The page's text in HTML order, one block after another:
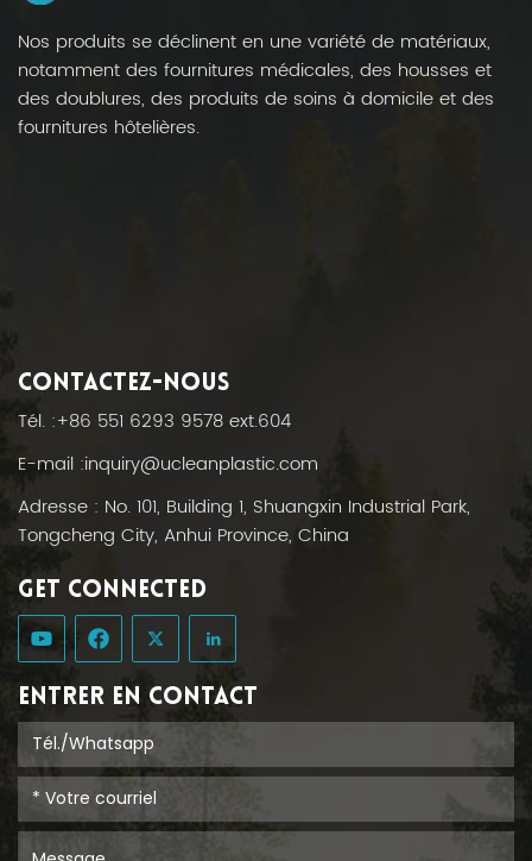
professionnelle afin de protéger le personnel
soignant, les patients et l'environnement.
Nos produits se déclinent en une variété de matériaux,
notamment des fournitures médicales, des housses et
des doublures, des produits de soins à domicile et des
fournitures hôtelières.
CONTACTEZ-NOUS
Tél. :+86 551 6293 9578 ext.604
E-mail :inquiry@ucleanplastic.com
Adresse : No. 101, Building 1, Shuangxin Industrial Park,
Tongcheng City, Anhui Province, China
GET CONNECTED
ENTRER EN CONTACT